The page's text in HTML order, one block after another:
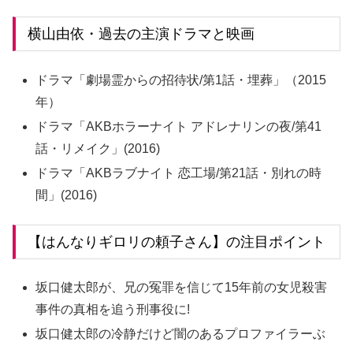
横山由依・過去の主演ドラマと映画
ドラマ「劇場霊からの招待状/第1話・埋葬」（2015
年）
ドラマ「AKBホラーナイト アドレナリンの夜/第41
話・リメイク」(2016)
ドラマ「AKBラブナイト 恋工場/第21話・別れの時
間」(2016)
【はんなりギロリの頼子さん】の注目ポイント
坂口健太郎が、兄の冤罪を信じて15年前の女児殺害
事件の真相を追う刑事役に!
坂口健太郎の冷静だけど闇のあるプロファイラーぶ